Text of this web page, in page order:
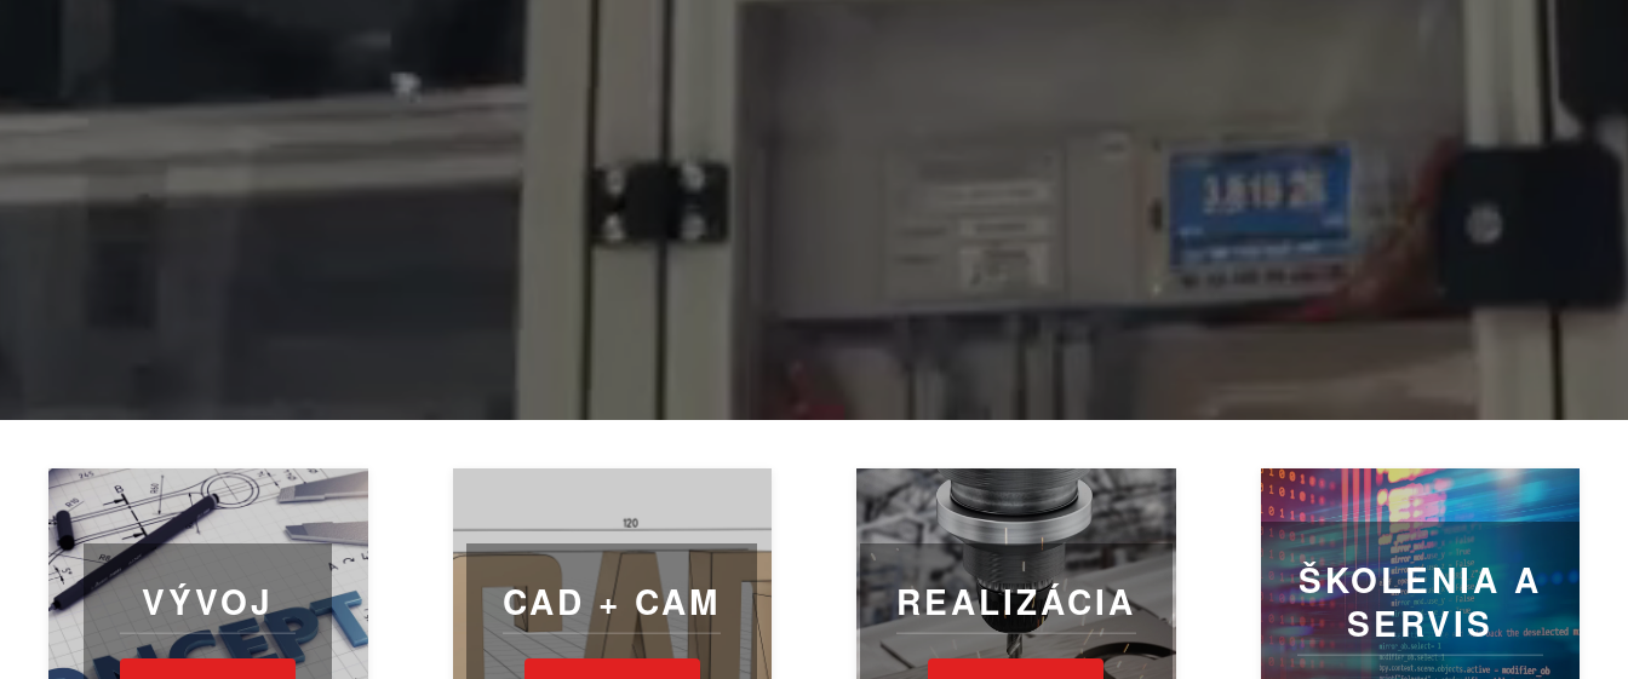
VÝVOJ CAD + CAM REALIZÁCIA
ŠKOLENIA A
SERVIS